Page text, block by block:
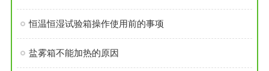
恒温恒湿试验箱操作使用前的事项
盐雾箱不能加热的原因